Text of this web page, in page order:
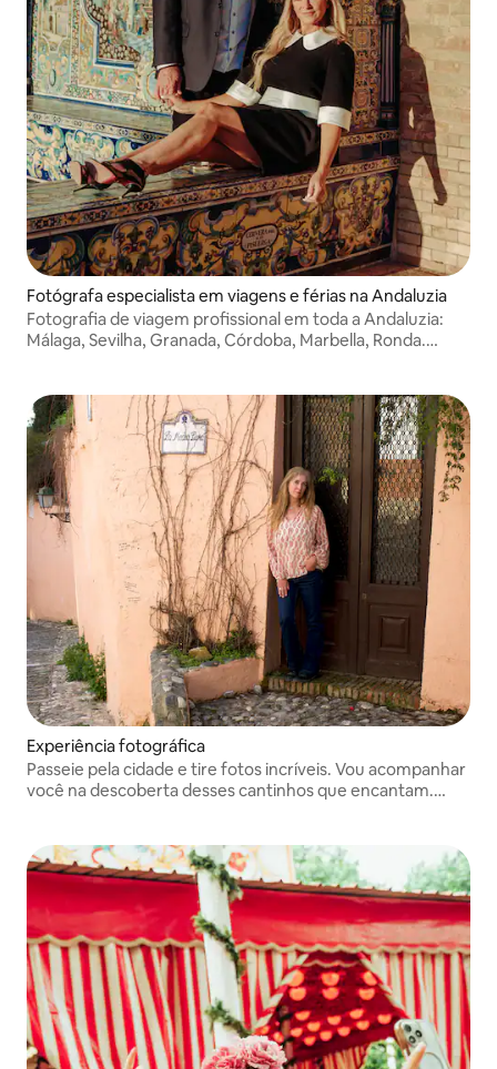
Fotógrafa especialista em viagens e férias na Andaluzia
Fotografia de viagem profissional em toda a Andaluzia:
Málaga, Sevilha, Granada, Córdoba, Marbella, Ronda.
horas.
Experiência fotográfica
Passeie pela cidade e tire fotos incríveis. Vou acompanhar
você na descoberta desses cantinhos que encantam.